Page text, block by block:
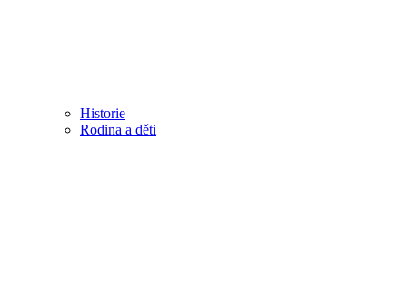
Historie
Rodina a děti